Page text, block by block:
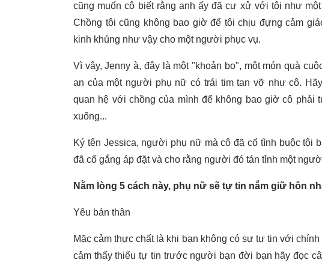
cũng muốn cô biết rằng anh ấy đã cư xử với tôi như
Chồng tôi cũng không bao giờ để tôi chịu đựng cảm
kinh khủng như vậy cho một người phục vụ.
Vì vậy, Jenny à, đây là một "khoản bo", một món quà
an của một người phụ nữ có trái tim tan vỡ như cô.
quan hệ với chồng của mình để không bao giờ cô phải
xuống...
Ký tên Jessica, người phụ nữ mà cô đã cố tình buộc tội
đã cố gắng áp đặt và cho rằng người đó tán tỉnh một
Nằm lòng 5 cách này, phụ nữ sẽ tự tin nắm giữ hôn
Yêu bản thân
Mặc cảm thực chất là khi bạn không có sự tự tin với
cảm thấy thiếu tự tin trước người bạn đời bạn hãy đọc